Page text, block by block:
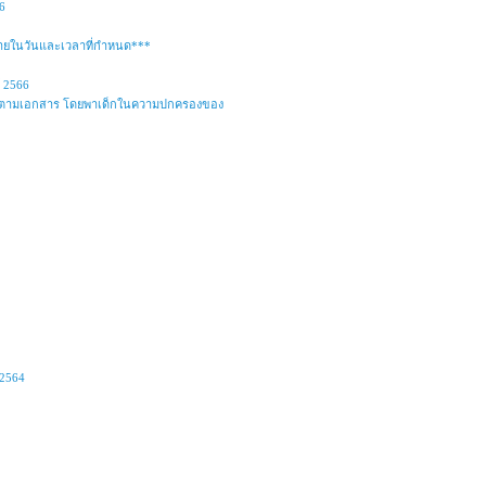
ในวันและเวลาที่กำหนด***
มเอกสาร โดยพาเด็กในความปกครองของ